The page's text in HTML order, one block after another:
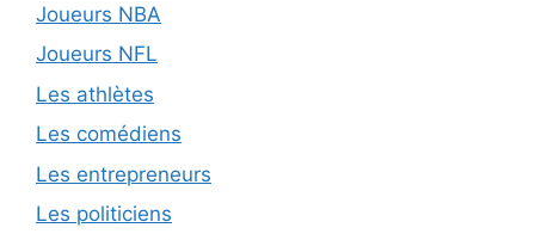
Joueurs NBA
Joueurs NFL
Les athlètes
Les comédiens
Les entrepreneurs
Les politiciens